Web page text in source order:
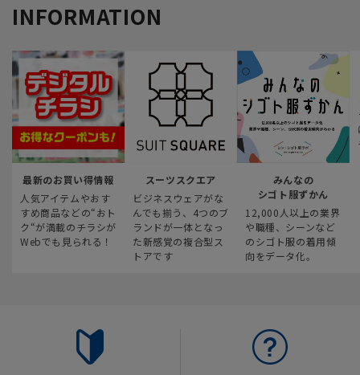
INFORMATION
最新のお買い得情報
人気アイテムやおす
すめ商品などの“おト
ク“が満載のチラシが
Webでも見られる！
スーツスクエア
ビジネスウェアがな
んでも揃う、4つのブ
ランドが一体となっ
た新感覚の複合型ス
トアです
みんなの
シゴト服ずかん
12,000人以上の業界
や職種、シーンなど
のシゴト服の着用傾
向をデータ化。